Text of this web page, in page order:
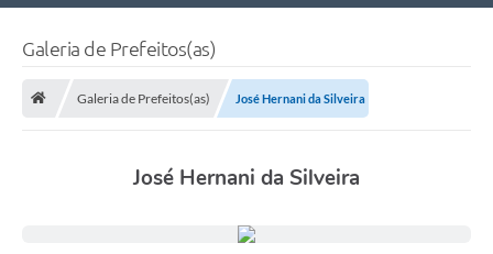
Galeria de Prefeitos(as)
Galeria de Prefeitos(as) José Hernani da Silveira
José Hernani da Silveira